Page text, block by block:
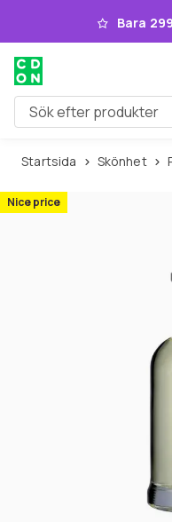
Hoppa till Bara
Sök efter produkter
Startsida Skönhet
Nice price